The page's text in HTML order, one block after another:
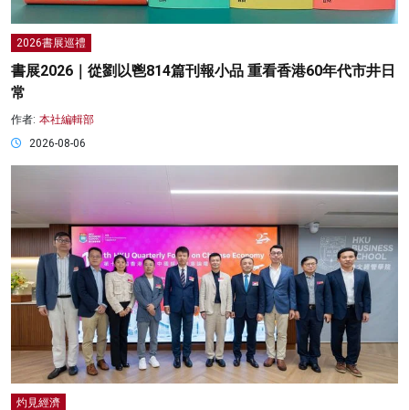
2026書展巡禮
書展2026｜從劉以鬯814篇刊報小品 重看香港60年代市井日
常
作者: 本社編輯部
2026-08-06
灼見經濟